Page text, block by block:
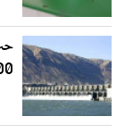
300 صنعتیں